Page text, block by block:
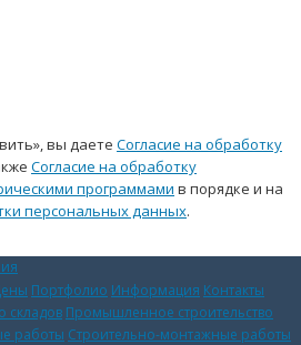
вы даете Согласие на обработку
Согласие на обработку
программами в порядке и на
персональных данных.
Портфолио Информация Контакты
складов Промышленное строительство
работы Строительно-монтажные работы